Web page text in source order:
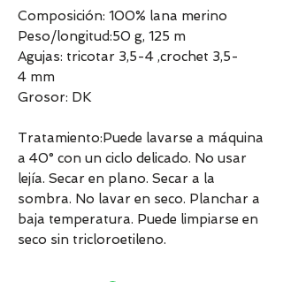
Composición: 100% lana merino
Peso/longitud:50 g, 125 m
Agujas: tricotar 3,5-4 ,crochet 3,5-
4 mm
Grosor: DK
Tratamiento:Puede lavarse a máquina
a 40° con un ciclo delicado. No usar
lejía. Secar en plano. Secar a la
sombra. No lavar en seco. Planchar a
baja temperatura. Puede limpiarse en
seco sin tricloroetileno.